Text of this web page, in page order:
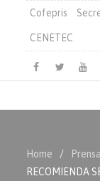
Cofepris
CENETEC
Facebook
Twitter
Home
Prensa
RECOMIENDA